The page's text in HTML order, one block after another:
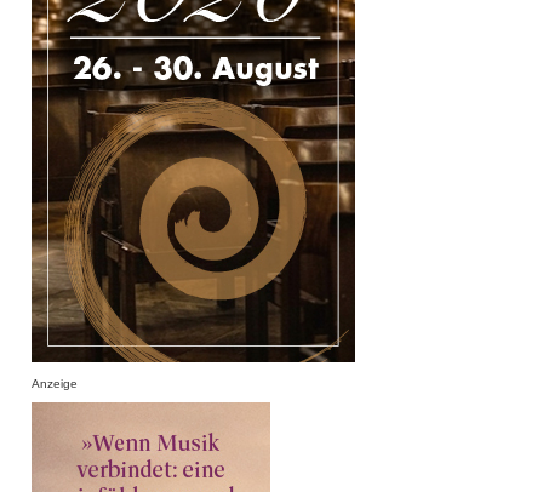
Anzeige